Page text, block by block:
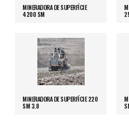
MINERADORA DE SUPERFÍCIE
4200 SM
MINERADORA DE SUPERFÍCIE 220
SM 3.8